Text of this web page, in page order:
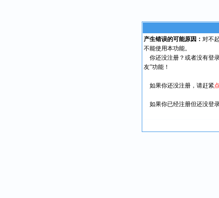
产生错误的可能原因： 对不
不能使用本功能。
你还没注册？或者没有登
友”功能！
如果你还没注册，请赶紧
如果你已经注册但还没登